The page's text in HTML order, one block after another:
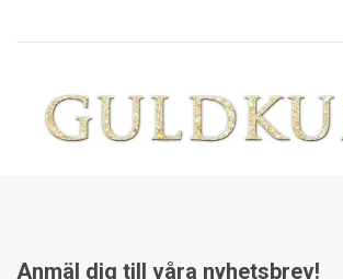
Anmäl dig till våra nyhetsbrev!